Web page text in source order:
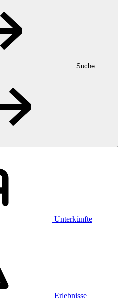
Suche
Unterkünfte
Erlebnisse